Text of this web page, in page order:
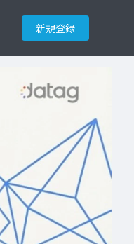
新規登録